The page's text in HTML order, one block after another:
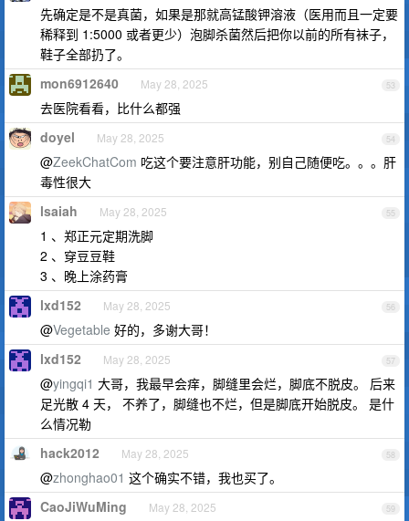
先确定是不是真菌，如果是那就高锰酸钾溶液（医用而且一定要
稀释到 1:5000 或者更少）泡脚杀菌然后把你以前的所有袜子，
鞋子全部扔了。
53
mon6912640 May 28, 2025
去医院看看，比什么都强
54
doyel May 28, 2025
@ZeekChatCom 吃这个要注意肝功能，别自己随便吃。。。肝
毒性很大
55
lsaiah May 28, 2025
1 、郑正元定期洗脚
2 、穿豆豆鞋
3 、晚上涂药膏
56
lxd152 May 28, 2025
@Vegetable 好的，多谢大哥！
57
lxd152 May 28, 2025
@yingqi1 大哥，我最早会痒，脚缝里会烂，脚底不脱皮。 后来
足光散 4 天， 不养了，脚缝也不烂，但是脚底开始脱皮。 是什
么情况勒
58
hack2012 May 28, 2025
@zhonghao01 这个确实不错，我也买了。
59
CaoJiWuMing May 28, 2025